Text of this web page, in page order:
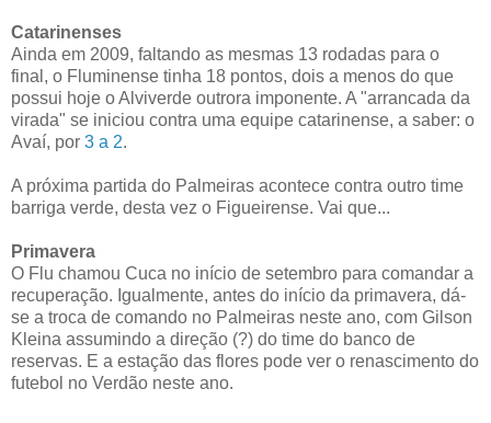
Catarinenses
Ainda em 2009, faltando as mesmas 13 rodadas para o
final, o Fluminense tinha 18 pontos, dois a menos do que
possui hoje o Alviverde outrora imponente. A "arrancada da
virada" se iniciou contra uma equipe catarinense, a saber: o
Avaí, por 3 a 2.
A próxima partida do Palmeiras acontece contra outro time
barriga verde, desta vez o Figueirense. Vai que...
Primavera
O Flu chamou Cuca no início de setembro para comandar a
recuperação. Igualmente, antes do início da primavera, dá-
se a troca de comando no Palmeiras neste ano, com Gilson
Kleina assumindo a direção (?) do time do banco de
reservas. E a estação das flores pode ver o renascimento do
futebol no Verdão neste ano.